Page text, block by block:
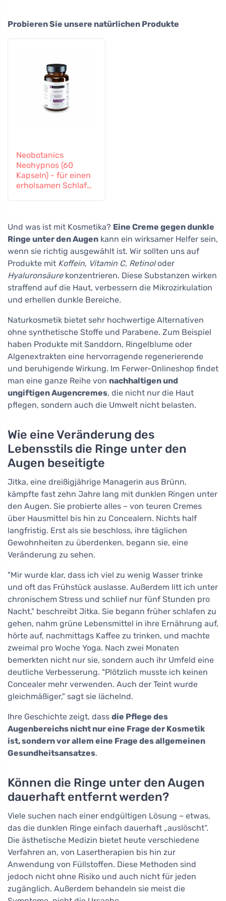
Probieren Sie unsere natürlichen Produkte
Neobotanics
Neohypnos (60
Kapseln) - für einen
erholsamen Schlaf
Und was ist mit Kosmetika? Eine Creme gegen dunkle
Ringe unter den Augen kann ein wirksamer Helfer sein,
wenn sie richtig ausgewählt ist. Wir sollten uns auf
Produkte mit Koffein, Vitamin C, Retinoloder
Hyaluronsäurekonzentrieren. Diese Substanzen wirken
straffend auf die Haut, verbessern die Mikrozirkulation
und erhellen dunkle Bereiche.
Naturkosmetik bietet sehr hochwertige Alternativen
ohne synthetische Stoffe und Parabene. Zum Beispiel
haben Produkte mit Sanddorn, Ringelblume oder
Algenextrakten eine hervorragende regenerierende
und beruhigende Wirkung. Im Ferwer-Onlineshop findet
man eine ganze Reihe von nachhaltigen und
ungiftigen Augencremes, die nicht nur die Haut
pflegen, sondern auch die Umwelt nicht belasten.
Wie eine Veränderung des
Lebensstils die Ringe unter den
Augen beseitigte
Jitka, eine dreißigjährige Managerin aus Brünn,
kämpfte fast zehn Jahre lang mit dunklen Ringen unter
den Augen. Sie probierte alles – von teuren Cremes
über Hausmittel bis hin zu Concealern. Nichts half
langfristig. Erst als sie beschloss, ihre täglichen
Gewohnheiten zu überdenken, begann sie, eine
Veränderung zu sehen.
"Mir wurde klar, dass ich viel zu wenig Wasser trinke
und oft das Frühstück auslasse. Außerdem litt ich unter
chronischem Stress und schlief nur fünf Stunden pro
Nacht," beschreibt Jitka. Sie begann früher schlafen zu
gehen, nahm grüne Lebensmittel in ihre Ernährung auf,
hörte auf, nachmittags Kaffee zu trinken, und machte
zweimal pro Woche Yoga. Nach zwei Monaten
bemerkten nicht nur sie, sondern auch ihr Umfeld eine
deutliche Verbesserung. "Plötzlich musste ich keinen
Concealer mehr verwenden. Auch der Teint wurde
gleichmäßiger," sagt sie lächelnd.
Ihre Geschichte zeigt, dass die Pflege des
Augenbereichs nicht nur eine Frage der Kosmetik
ist, sondern vor allem eine Frage des allgemeinen
Gesundheitsansatzes.
Können die Ringe unter den Augen
dauerhaft entfernt werden?
Viele suchen nach einer endgültigen Lösung – etwas,
das die dunklen Ringe einfach dauerhaft „auslöscht“.
Die ästhetische Medizin bietet heute verschiedene
Verfahren an, von Lasertherapien bis hin zur
Anwendung von Füllstoffen. Diese Methoden sind
jedoch nicht ohne Risiko und auch nicht für jeden
zugänglich. Außerdem behandeln sie meist die